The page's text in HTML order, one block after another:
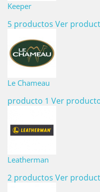
Keeper
5 productos Ver
Le Chameau
producto 1 Ver
Leatherman
2 productos Ver